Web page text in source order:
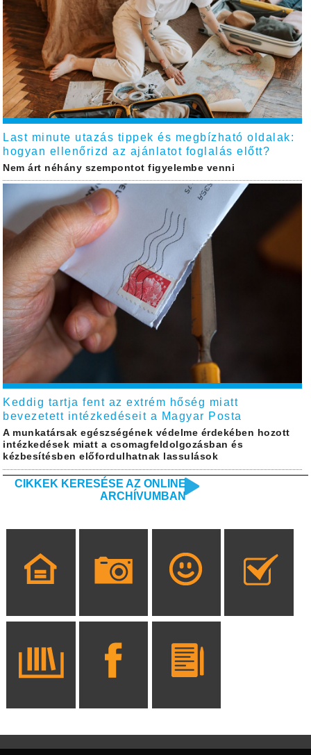
Last minute utazás tippek és megbízható oldalak:
hogyan ellenőrizd az ajánlatot foglalás előtt?
Nem árt néhány szempontot figyelembe venni
Keddig tartja fent az extrém hőség miatt
bevezetett intézkedéseit a Magyar Posta
A munkatársak egészségének védelme érdekében hozott
intézkedések miatt a csomagfeldolgozásban és
kézbesítésben előfordulhatnak lassulások
CIKKEK KERESÉSE AZ ONLINE
ARCHÍVUMBAN